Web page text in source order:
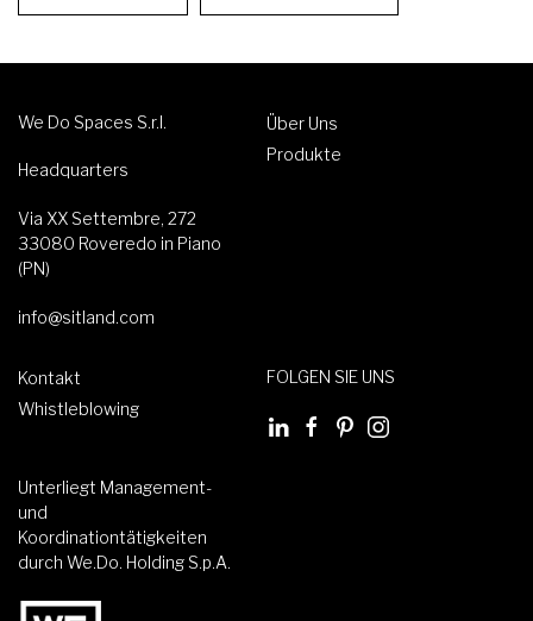
We Do Spaces S.r.l.
Headquarters
Via XX Settembre, 272
33080 Roveredo in Piano
(PN)
info@sitland.com
Über Uns
Produkte
Kontakt
Whistleblowing
FOLGEN SIE UNS
Unterliegt Management-
und
Koordinationtätigkeiten
durch We.Do. Holding S.p.A.